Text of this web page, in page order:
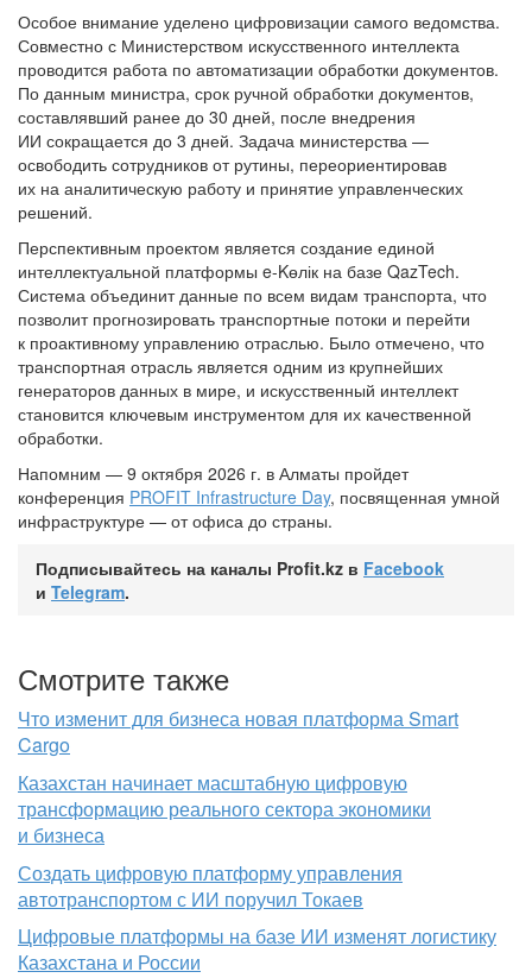
Особое внимание уделено цифровизации самого ведомства.
Совместно с Министерством искусственного интеллекта
проводится работа по автоматизации обработки документов.
По данным министра, срок ручной обработки документов,
составлявший ранее до 30 дней, после внедрения
ИИ сокращается до 3 дней. Задача министерства —
освободить сотрудников от рутины, переориентировав
их на аналитическую работу и принятие управленческих
решений.
Перспективным проектом является создание единой
интеллектуальной платформы e-Kөлік на базе QazTech.
Система объединит данные по всем видам транспорта, что
позволит прогнозировать транспортные потоки и перейти
к проактивному управлению отраслью. Было отмечено, что
транспортная отрасль является одним из крупнейших
генераторов данных в мире, и искусственный интеллект
становится ключевым инструментом для их качественной
обработки.
Напомним — 9 октября 2026 г. в Алматы пройдет
конференция PROFIT Infrastructure Day, посвященная умной
инфраструктуре — от офиса до страны.
Подписывайтесь на каналы Profit.kz в Facebook
и Telegram.
Смотрите также
Что изменит для бизнеса новая платформа Smart
Cargo
Казахстан начинает масштабную цифровую
трансформацию реального сектора экономики
и бизнеса
Создать цифровую платформу управления
автотранспортом с ИИ поручил Токаев
Цифровые платформы на базе ИИ изменят логистику
Казахстана и России